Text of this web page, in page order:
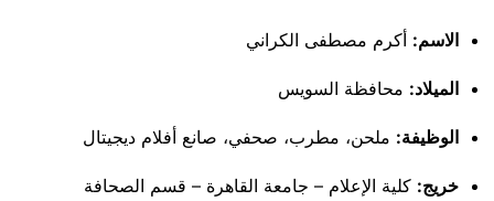
الاسم: أكرم مصطفى الكراني
الميلاد: محافظة السويس
الوظيفة: ملحن، مطرب، صحفي، صانع أفلام ديجيتال
خريج: كلية الإعلام – جامعة القاهرة – قسم الصحافة